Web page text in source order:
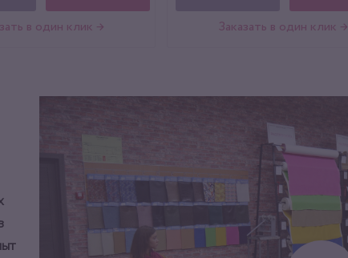
в один клик → Заказать в один клик →